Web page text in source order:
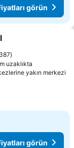
görün
387
uzaklıkta
yakın merkezi
görün